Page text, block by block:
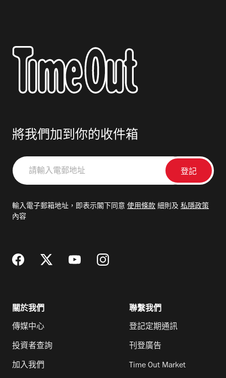
將我們加到你的收件箱
請
輸
郵
輸入電子郵箱地址，即表示閣下同意 使用條款 細則及 私隱政策
內容
關於我們
傳媒中心
投資者查詢
加入我們
聯繫我們
登記定期通訊
刊登廣告
Time Out Market